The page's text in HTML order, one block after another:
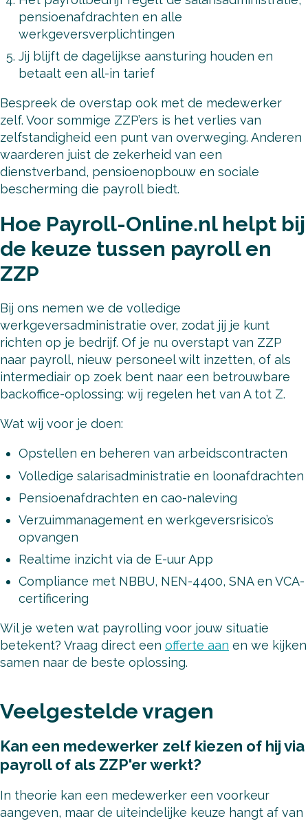
pensioenafdrachten en alle
werkgeversverplichtingen
Jij blijft de dagelijkse aansturing houden en
betaalt een all-in tarief
Bespreek de overstap ook met de medewerker
zelf. Voor sommige ZZP’ers is het verlies van
zelfstandigheid een punt van overweging. Anderen
waarderen juist de zekerheid van een
dienstverband, pensioenopbouw en sociale
bescherming die payroll biedt.
Hoe Payroll-Online.nl helpt bij
de keuze tussen payroll en
ZZP
Bij ons nemen we de volledige
werkgeversadministratie over, zodat jij je kunt
richten op je bedrijf. Of je nu overstapt van ZZP
naar payroll, nieuw personeel wilt inzetten, of als
intermediair op zoek bent naar een betrouwbare
backoffice-oplossing: wij regelen het van A tot Z.
Wat wij voor je doen:
Opstellen en beheren van arbeidscontracten
Volledige salarisadministratie en loonafdrachten
Pensioenafdrachten en cao-naleving
Verzuimmanagement en werkgeversrisico’s
opvangen
Realtime inzicht via de E-uur App
Compliance met NBBU, NEN-4400, SNA en VCA-
certificering
Wil je weten wat payrolling voor jouw situatie
betekent? Vraag direct een offerte aan en we kijken
samen naar de beste oplossing.
Veelgestelde vragen
Kan een medewerker zelf kiezen of hij via
payroll of als ZZP'er werkt?
In theorie kan een medewerker een voorkeur
aangeven, maar de uiteindelijke keuze hangt af van